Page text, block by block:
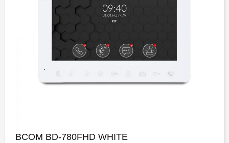
Skip
BCOM BD-780FHD WHITE